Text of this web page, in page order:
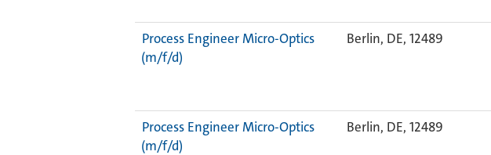
Process Engineer Micro-Optics
(m/f/d)
Berlin, DE, 12489
Process Engineer Micro-Optics
(m/f/d)
Berlin, DE, 12489